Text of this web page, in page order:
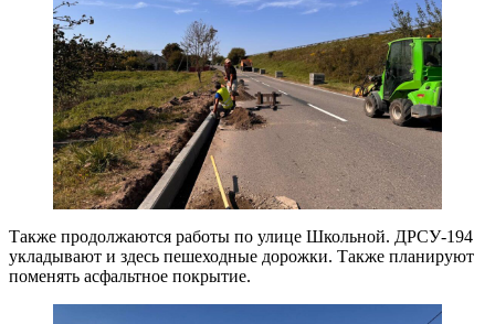
Также продолжаются работы по улице Школьной. ДРСУ-194
укладывают и здесь пешеходные дорожки. Также планируют
поменять асфальтное покрытие.